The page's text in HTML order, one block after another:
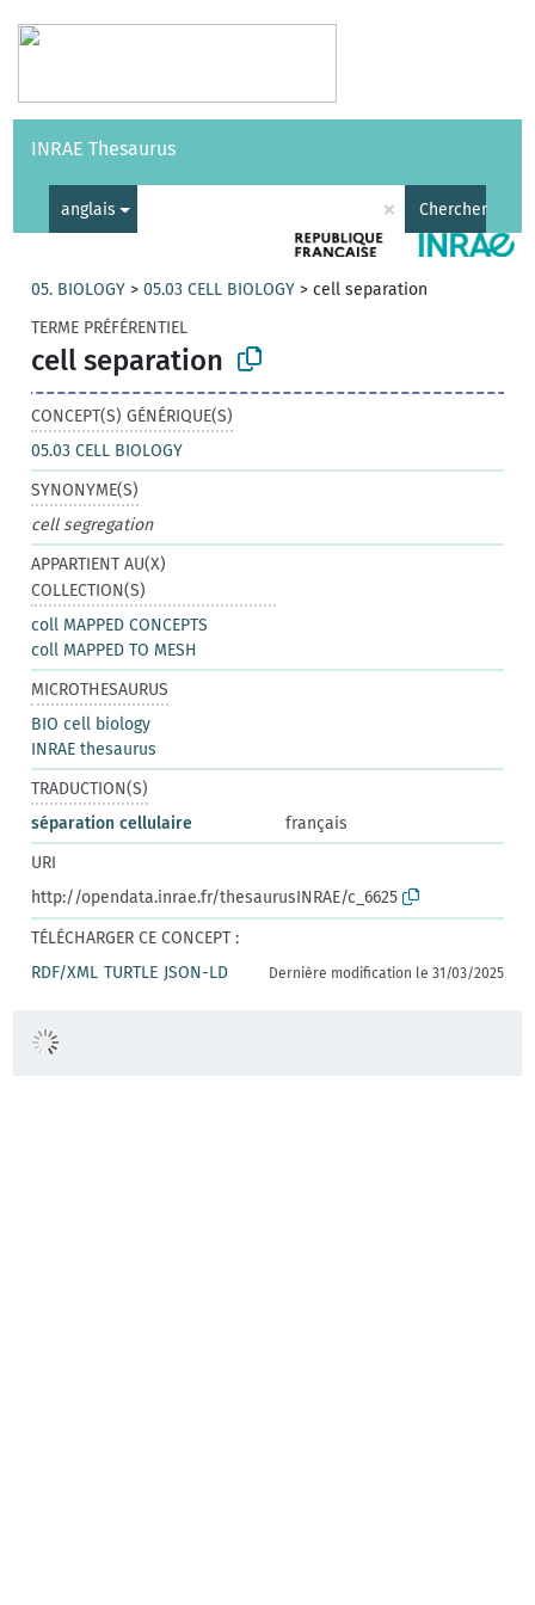
Vocabulaires API
INRAE Thesaurus
anglais × Chercher
05. BIOLOGY >05.03 CELL BIOLOGY >cell separation
TERME PRÉFÉRENTIEL
cell separation
CONCEPT(S) GÉNÉRIQUE(S)
05.03 CELL BIOLOGY
SYNONYME(S)
cell segregation
APPARTIENT AU(X)
COLLECTION(S)
coll MAPPED CONCEPTS
coll MAPPED TO MESH
MICROTHESAURUS
BIO cell biology
INRAE thesaurus
TRADUCTION(S)
séparation cellulaire
français
URI
http://opendata.inrae.fr/thesaurusINRAE/c_6625
TÉLÉCHARGER CE CONCEPT :
RDF/XML TURTLE JSON-LD Dernière modification le 31/03/2025